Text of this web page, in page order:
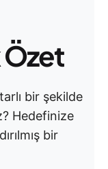
Özet
bir şekilde
Hedefinize
bir